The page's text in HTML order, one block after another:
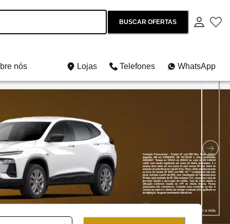
BUSCAR OFERTAS
nós Lojas Telefones WhatsApp
e usados